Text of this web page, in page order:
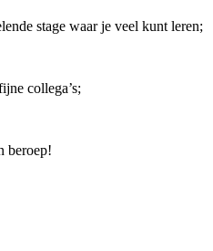
stage waar je veel kunt leren;
collega’s;
beroep!